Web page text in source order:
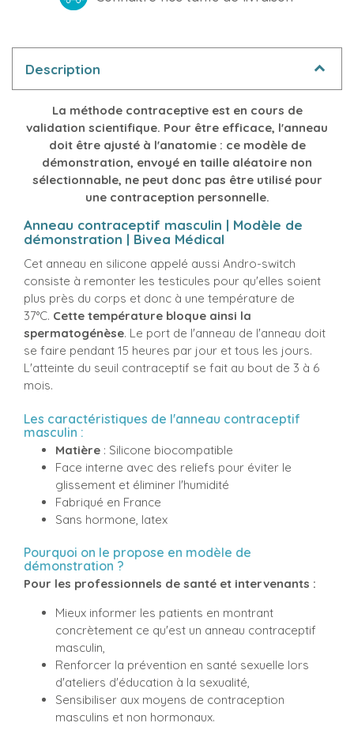
Description
La méthode contraceptive est en cours de
validation scientifique. Pour être efficace, l'anneau
doit être ajusté à l'anatomie : ce modèle de
démonstration, envoyé en taille aléatoire non
sélectionnable, ne peut donc pas être utilisé pour
une contraception personnelle.
Anneau contraceptif masculin | Modèle de
démonstration | Bivea Médical
Cet anneau en silicone appelé aussi Andro-switch
consiste à remonter les testicules pour qu'elles soient
plus près du corps et donc à une température de
37°C. Cette température bloque ainsi la
spermatogénèse. Le port de l'anneau de l'anneau doit
se faire pendant 15 heures par jour et tous les jours.
L'atteinte du seuil contraceptif se fait au bout de 3 à 6
mois.
Les caractéristiques de l'anneau contraceptif
masculin :
Matière : Silicone biocompatible
Face interne avec des reliefs pour éviter le
glissement et éliminer l'humidité
Fabriqué en France
Sans hormone, latex
Pourquoi on le propose en modèle de
démonstration ?
Pour les professionnels de santé et intervenants :
Mieux informer les patients en montrant
concrètement ce qu'est un anneau contraceptif
masculin,
Renforcer la prévention en santé sexuelle lors
d'ateliers d'éducation à la sexualité,
Sensibiliser aux moyens de contraception
masculins et non hormonaux.